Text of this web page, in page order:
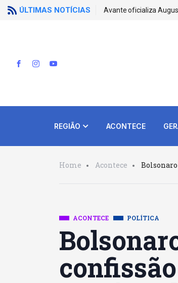
ÚLTIMAS NOTÍCIAS Avante oficializa
REGIÃO ACONTECE
Home Acontece
ACONTECE POLÍTICA